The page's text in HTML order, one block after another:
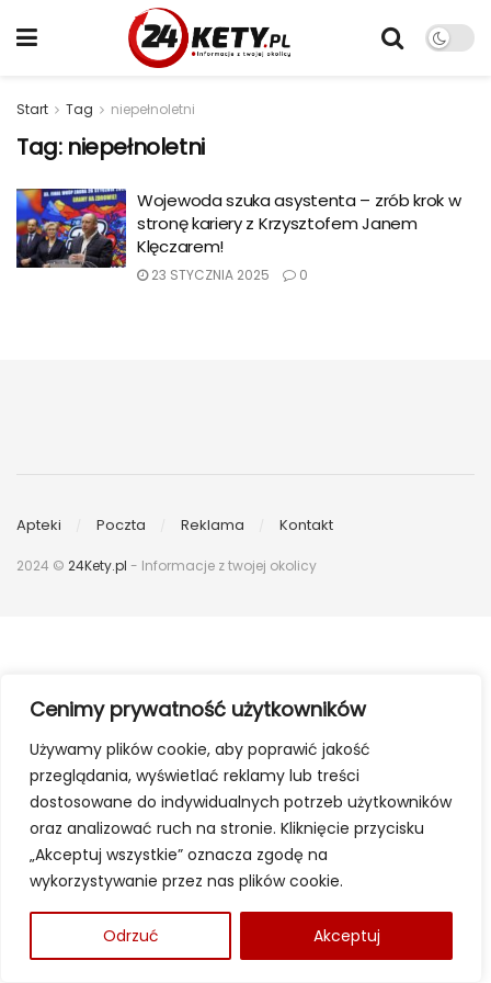
Cenimy prywatność użytkowników
Używamy plików cookie, aby poprawić jakość
przeglądania, wyświetlać reklamy lub treści
dostosowane do indywidualnych potrzeb użytkowników
oraz analizować ruch na stronie. Kliknięcie przycisku
„Akceptuj wszystkie” oznacza zgodę na
wykorzystywanie przez nas plików cookie.
Odrzuć Akceptuj
Start Tag niepełnoletni
Tag: niepełnoletni
Wojewoda szuka asystenta – zrób krok w
stronę kariery z Krzysztofem Janem
Klęczarem!
23 STYCZNIA 2025 0
Apteki Poczta Reklama Kontakt
2024 © 24Kety.pl - Informacje z twojej okolicy